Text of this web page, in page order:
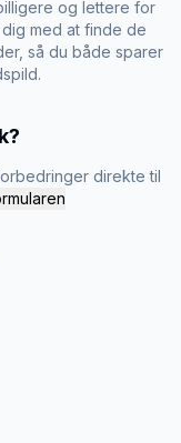
og lettere for
med at finde de
så du både sparer
direkte til